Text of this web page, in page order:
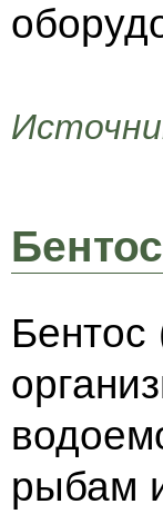
Бентос
Бентос
рыбам